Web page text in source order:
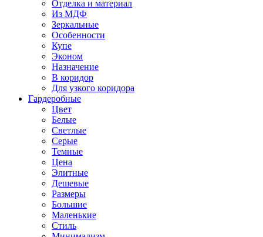
Отделка и материал
Из МДФ
Зеркальные
Особенности
Купе
Эконом
Назначение
В коридор
Для узкого коридора
Гардеробные
Цвет
Белые
Светлые
Серые
Темные
Цена
Элитные
Дешевые
Размеры
Большие
Маленькие
Стиль